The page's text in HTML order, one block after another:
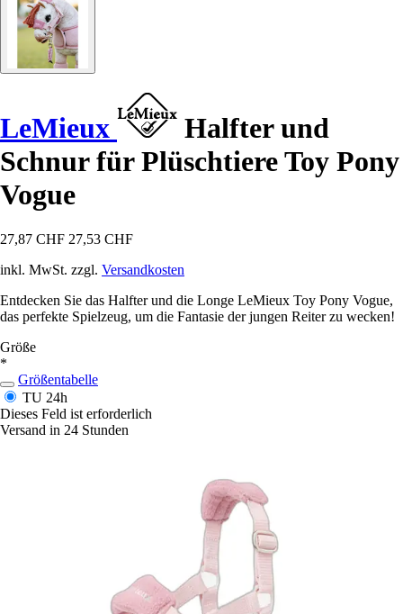
LeMieux
Halfter und
Schnur für Plüschtiere Toy Pony
Vogue
27,87 CHF 27,53 CHF
inkl. MwSt. zzgl. Versandkosten
Entdecken Sie das Halfter und die Longe LeMieux Toy Pony Vogue,
das perfekte Spielzeug, um die Fantasie der jungen Reiter zu wecken!
Größe
*
Größentabelle
TU 24h
Dieses Feld ist erforderlich
Versand in 24 Stunden